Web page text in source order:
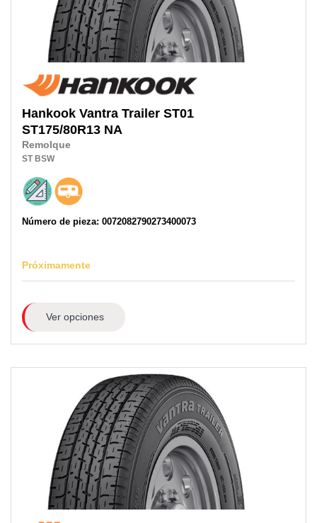
Hankook Vantra Trailer ST01
ST175/80R13 NA
Remolque
ST BSW
Número de pieza: 0072082790273400073
Próximamente
Ver opciones